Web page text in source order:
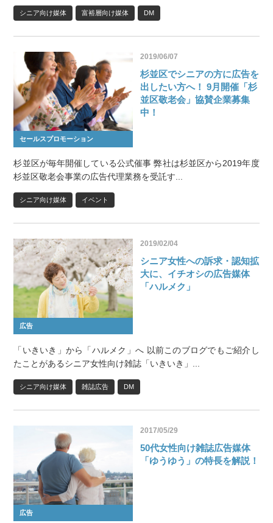
シニア向け媒体 富裕層向け媒体 DM
セールスプロモーション
2019/06/07
杉並区でシニアの方に広告を
出したい方へ！ 9月開催「杉
並区敬老会」協賛企業募集
中！
杉並区が毎年開催している公式催事 弊社は杉並区から2019年度
杉並区敬老会事業の広告代理業務を受託す...
シニア向け媒体 イベント
広告
2019/02/04
シニア女性への訴求・認知拡
大に、イチオシの広告媒体
「ハルメク」
「いきいき」から「ハルメク」へ 以前このブログでもご紹介し
たことがあるシニア女性向け雑誌「いきいき」...
シニア向け媒体 雑誌広告 DM
広告
2017/05/29
50代女性向け雑誌広告媒体
「ゆうゆう」の特長を解説！